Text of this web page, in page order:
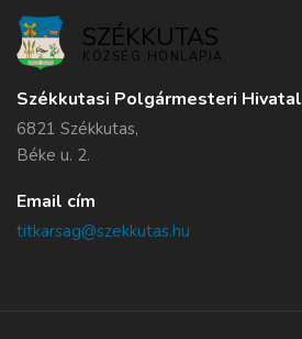
SZÉKKUTAS
KÖZSÉG HONLAPJA
Székkutasi Polgármesteri Hivatal
6821 Székkutas,
Béke u. 2.
Email cím
titkarsag@szekkutas.hu